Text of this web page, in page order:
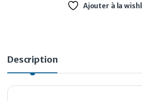
Ajouter à la
Description